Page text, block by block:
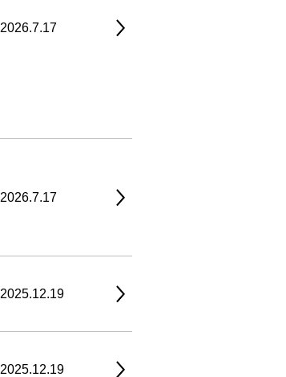
2026.7.17
2026.7.17
2025.12.19
2025.12.19